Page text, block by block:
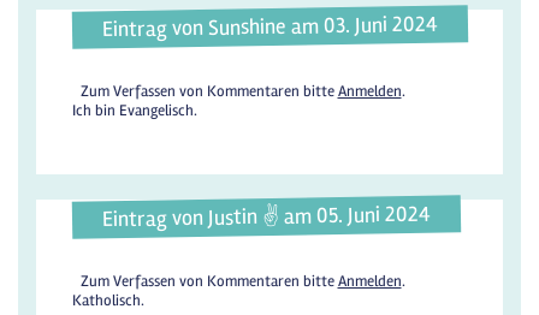
Eintrag von Sunshine am 03. Juni 2024
Zum Verfassen von Kommentaren bitteAnmelden.
Ich bin Evangelisch.
Eintrag von Justin ✌️ am 05. Juni 2024
Zum Verfassen von Kommentaren bitteAnmelden.
Katholisch.